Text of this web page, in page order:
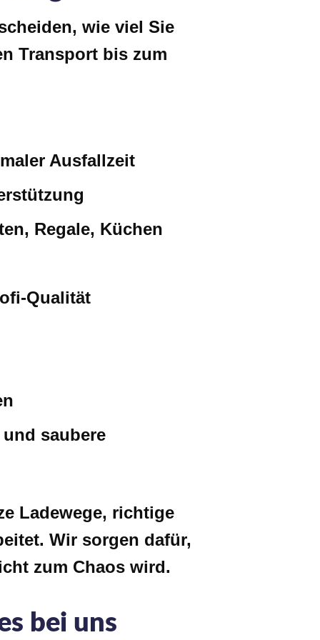
wie viel Sie
Transport bis zum
Ausfallzeit
Regale, Küchen
Qualität
saubere
Ladewege, richtige
Wir sorgen dafür,
zum Chaos wird.
bei uns